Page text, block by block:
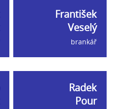
František
Veselý
brankář
Radek
Pour